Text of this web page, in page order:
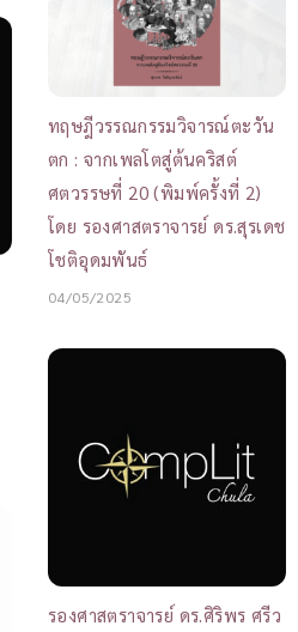
ทฤษฎีวรรณกรรมวิจารณ์ตะวัน
ตก : จากเพลโตสู่ต้นคริสต์
ศตวรรษที่ 20 (พิมพ์ครั้งที่ 2)
โดย รองศาสตราจารย์ ดร.สุรเดช
โชติอุดมพันธ์
04/05/2025
รองศาสตราจารย์ ดร.ศิริพร ศรีว